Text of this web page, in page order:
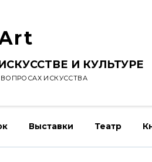
t
И КУЛЬТУРЕ
ИСКУССТВА
Выставки Театр